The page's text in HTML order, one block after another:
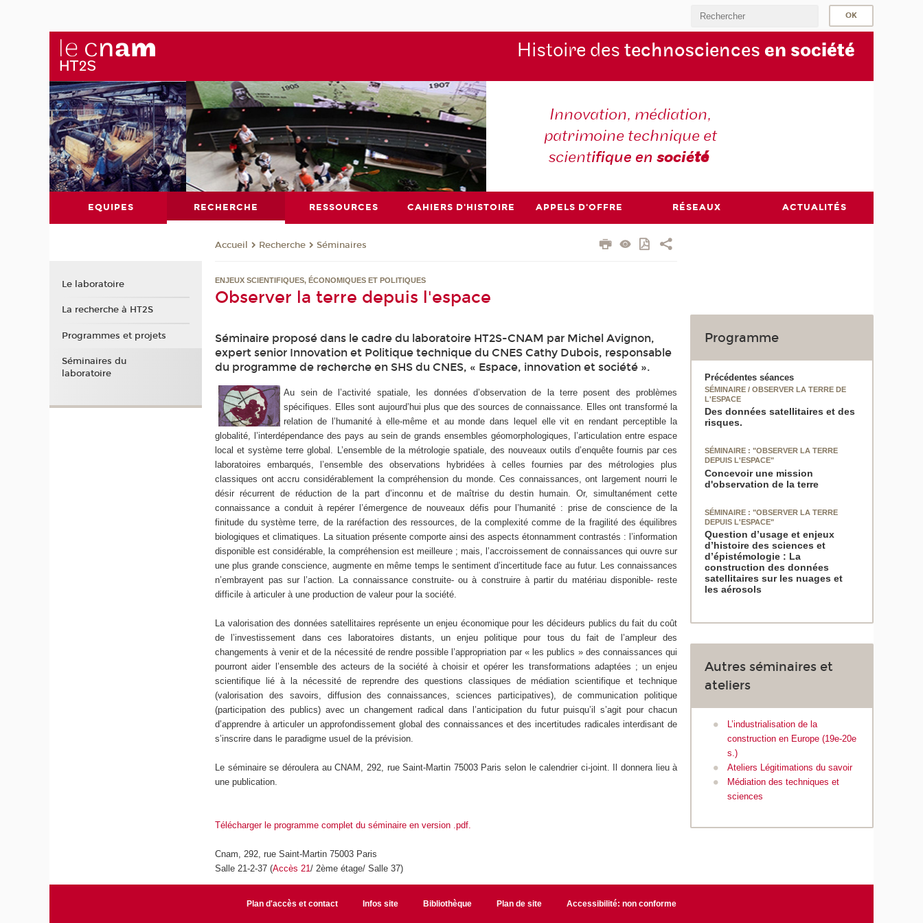
Histoire des technosciences en société
Innovation, médiation,
patrimoine technique et
scientifique ensociété
EQUIPES RECHERCHE RESSOURCES CAHIERS D'HISTOIRE APPELS D'OFFRE RÉSEAUX ACTUALITÉS
Accueil Recherche Séminaires
ENJEUX SCIENTIFIQUES, ÉCONOMIQUES ET POLITIQUES
Observer la terre depuis l'espace
Séminaire proposé dans le cadre du laboratoire HT2S-CNAM par Michel Avignon,
expert senior Innovation et Politique technique du CNES Cathy Dubois, responsable
du programme de recherche en SHS du CNES, « Espace, innovation et société ».
Au sein de l’activité spatiale, les données d’observation de la terre posent des problèmes
spécifiques. Elles sont aujourd’hui plus que des sources de connaissance. Elles ont transformé la
relation de l’humanité à elle-même et au monde dans lequel elle vit en rendant perceptible la
globalité, l’interdépendance des pays au sein de grands ensembles géomorphologiques, l’articulation entre espace
local et système terre global. L’ensemble de la métrologie spatiale, des nouveaux outils d’enquête fournis par ces
laboratoires embarqués, l’ensemble des observations hybridées à celles fournies par des métrologies plus
classiques ont accru considérablement la compréhension du monde. Ces connaissances, ont largement nourri le
désir récurrent de réduction de la part d’inconnu et de maîtrise du destin humain. Or, simultanément cette
connaissance a conduit à repérer l’émergence de nouveaux défis pour l’humanité : prise de conscience de la
finitude du système terre, de la raréfaction des ressources, de la complexité comme de la fragilité des équilibres
biologiques et climatiques. La situation présente comporte ainsi des aspects étonnamment contrastés : l’information
disponible est considérable, la compréhension est meilleure ; mais, l’accroissement de connaissances qui ouvre sur
une plus grande conscience, augmente en même temps le sentiment d’incertitude face au futur. Les connaissances
n’embrayent pas sur l’action. La connaissance construite- ou à construire à partir du matériau disponible- reste
difficile à articuler à une production de valeur pour la société.
La valorisation des données satellitaires représente un enjeu économique pour les décideurs publics du fait du coût
de l’investissement dans ces laboratoires distants, un enjeu politique pour tous du fait de l’ampleur des
changements à venir et de la nécessité de rendre possible l’appropriation par « les publics » des connaissances qui
pourront aider l’ensemble des acteurs de la société à choisir et opérer les transformations adaptées ; un enjeu
scientifique lié à la nécessité de reprendre des questions classiques de médiation scientifique et technique
(valorisation des savoirs, diffusion des connaissances, sciences participatives), de communication politique
(participation des publics) avec un changement radical dans l’anticipation du futur puisqu’il s’agit pour chacun
d’apprendre à articuler un approfondissement global des connaissances et des incertitudes radicales interdisant de
s’inscrire dans le paradigme usuel de la prévision.
Le séminaire se déroulera au CNAM, 292, rue Saint-Martin 75003 Paris selon le calendrier ci-joint. Il donnera lieu à
une publication.
Télécharger le programme complet du séminaire en version .pdf.
Cnam, 292, rue Saint-Martin 75003 Paris
Salle 21-2-37 (Accès 21/ 2ème étage/ Salle 37)
Programme
Précédentes séances
SÉMINAIRE / OBSERVER LA TERRE DE
L'ESPACE
Des données satellitaires et des
risques.
SÉMINAIRE : "OBSERVER LA TERRE
DEPUIS L'ESPACE"
Concevoir une mission
d'observation de la terre
SÉMINAIRE : "OBSERVER LA TERRE
DEPUIS L'ESPACE"
Question d’usage et enjeux
d’histoire des sciences et
d’épistémologie : La
construction des données
satellitaires sur les nuages et
les aérosols
Autres séminaires et
ateliers
L’industrialisation de la
construction en Europe (19e-20e
s.)
Ateliers Légitimations du savoir
Médiation des techniques et
sciences
Le laboratoire
La recherche à HT2S
Programmes et projets
Séminaires du
laboratoire
Plan d'accès et contact Infos site Bibliothèque Plan de site Accessibilité: non conforme